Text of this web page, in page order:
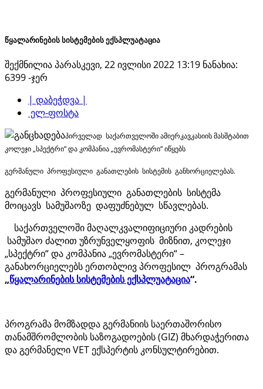
წყალარინების სისტემების ექსპლუატაცია
შექმნილია პარასკევი, 22 ივლისი 2022 13:19 ნანახია:
6399 -ჯერ
| დაბეჭდვა |
ელ-ფოსტა
პირველად საქართველოში ამიერკავკასიის მასშტაბით
კოლეჯი „სპექტრი“ და კომპანია „ევრომასტერი“ იწყებს
გერმანული პროფესიული განათლების სისტემის განხორციელებას.
გერმანული პროფესიული განათლების სისტემა
მოიცავს სამუშაოზე დაფუძნებულ სწავლებას.
საქართველოში მაღალკვალიფიციური კადრების
სამუშაო ძალით უზრუნველყოფის მიზნით, კოლეჯი
„სპექტრი“ და კომპანია „ევრომასტერი“ –
განახორციელებს ერთობლივ პროფესილ პროგრამას
„წყალარინების სისტემების ექსპლუატაცია“.
პროგრამა მომზადდა გერმანიის საერთაშორისო
თანამშრომლობის საზოგადოების (GIZ) მხარდაჭერითა
და გერმანელი VET ექსპერტის კონსულტირებით.